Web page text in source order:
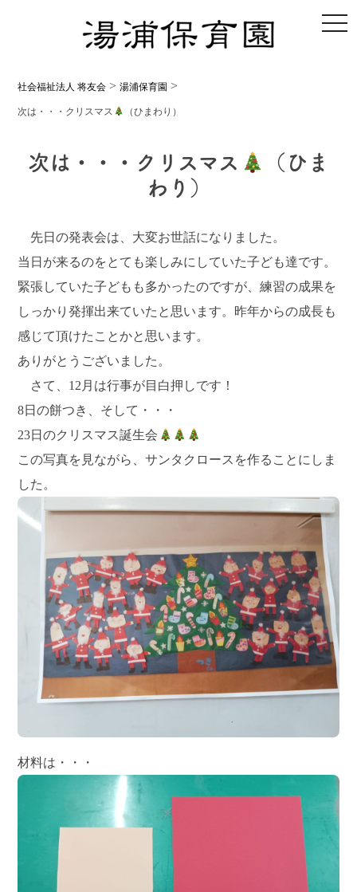
社会福祉法人 将友会 >湯浦保育園 >
次は・・・クリスマス （ひまわり）
次は・・・クリスマス
（ひま
わり）
先日の発表会は、大変お世話になりました。
当日が来るのをとても楽しみにしていた子ども達です。
緊張していた子どもも多かったのですが、練習の成果を
しっかり発揮出来ていたと思います。昨年からの成長も
感じて頂けたことかと思います。
ありがとうございました。
さて、12月は行事が目白押しです！
8日の餅つき、そして・・・
23日のクリスマス誕生会
この写真を見ながら、サンタクロースを作ることにしま
した。
材料は・・・